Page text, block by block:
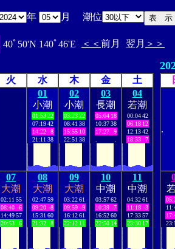
年 月 潮位
40ﾟ50'N 140ﾟ46'E ＜＜ 前月 翌月 ＞＞
火 水 木 金 土
01
小潮
01:53 22
07:19 42
14:22
8
21:11 38
02
小潮
03:23 22
08:41 38
15:55 10
22:51 38
03
長潮
05:04 18
10:37 38
17:27
9
04
若潮
00:04 42
06:18 12
12:13 42
18:33
7
07
大潮
02:11 55
08:40 -6
14:49 57
20:53
6
08
大潮
02:47 59
09:20 -8
15:31 60
21:32
8
09
大潮
03:22 61
09:59 -9
16:12 61
22:12 11
10
中潮
03:57 62
10:39 -7
16:52 60
22:50 14
11
中潮
04:32 61
11:18 -3
17:33 57
23:30 17
.